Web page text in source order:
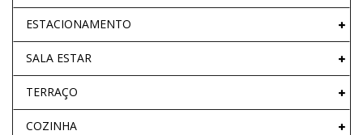
ESTACIONAMENTO
SALA ESTAR
TERRAÇO
COZINHA